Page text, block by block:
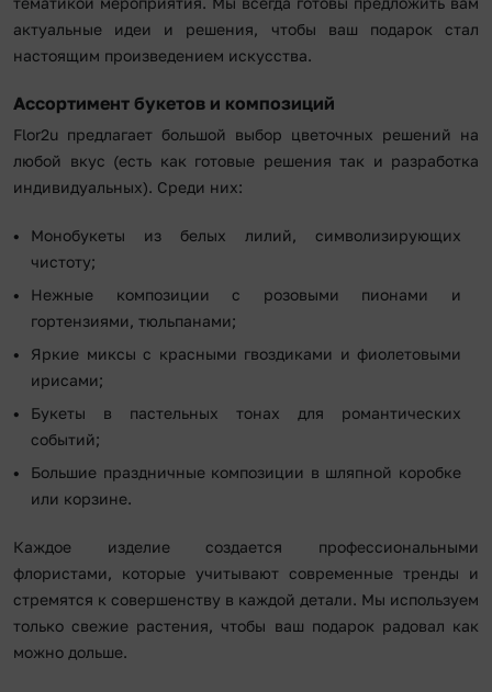
актуальные идеи и решения, чтобы ваш подарок стал
настоящим произведением искусства.
Ассортимент букетов и композиций
Flor2u предлагает большой выбор цветочных решений на
любой вкус (есть как готовые решения так и разработка
индивидуальных). Среди них:
Монобукеты из белых лилий, символизирующих
чистоту;
Нежные композиции с розовыми пионами и
гортензиями, тюльпанами;
Яркие миксы с красными гвоздиками и фиолетовыми
ирисами;
Букеты в пастельных тонах для романтических
событий;
Большие праздничные композиции в шляпной коробке
или корзине.
Каждое изделие создается профессиональными
флористами, которые учитывают современные тренды и
стремятся к совершенству в каждой детали. Мы используем
только свежие растения, чтобы ваш подарок радовал как
можно дольше.